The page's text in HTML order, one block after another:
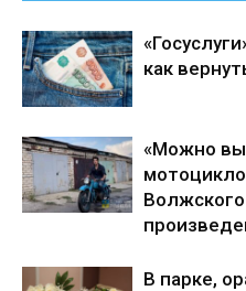
как
«Можно
В парке,